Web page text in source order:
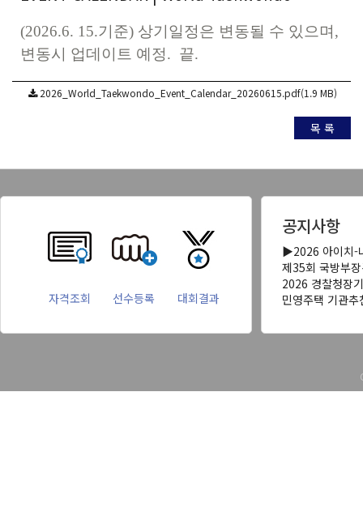
(2026.6. 15.기준) 상기일정은 변동될 수 있으며,
변동시 업데이트 예정. 끝.
2026_World_Taekwondo_Event_Calendar_20260615.pdf(1.9 MB)
목 록
자격조회 선수등록 대회결과
공지사항
▶2026 아이치-
제35회 국방부
2026 경찰청장
민영주택 기관